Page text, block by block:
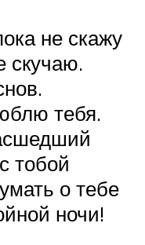
не скажу
скучаю.
тебя.
тобой
о тебе
ночи!